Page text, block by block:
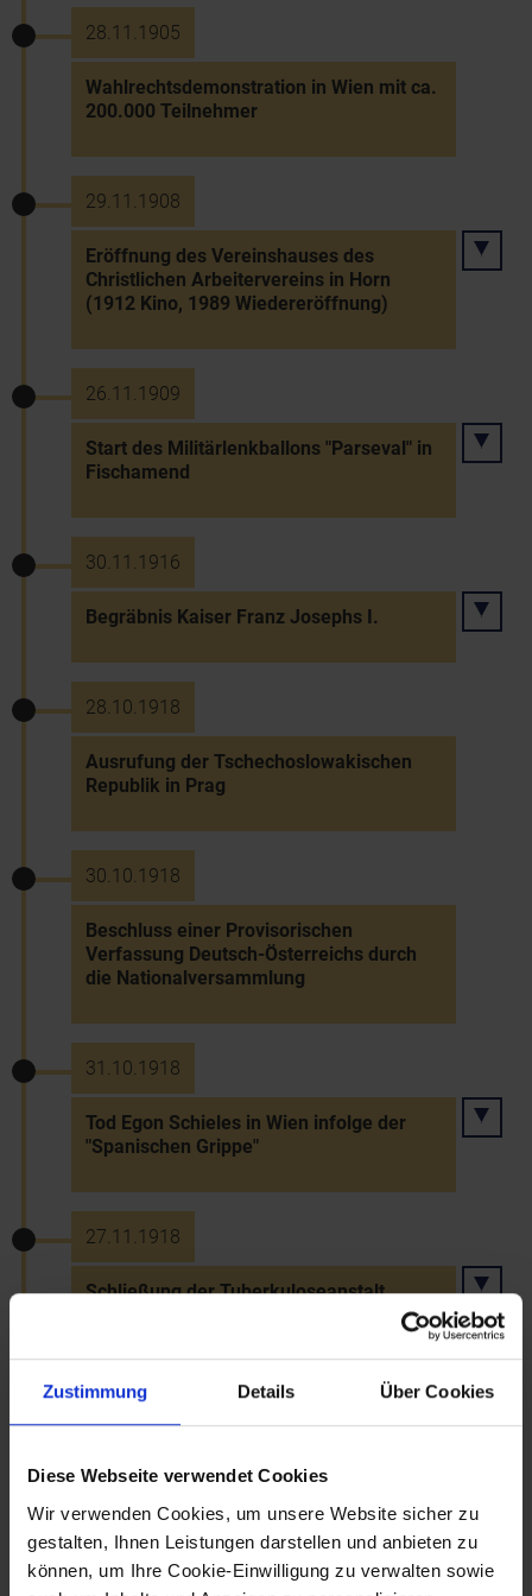
Zustimmung Details Über Cookies
Diese Webseite verwendet Cookies
Wir verwenden Cookies, um unsere Website sicher zu
gestalten, Ihnen Leistungen darstellen und anbieten zu
können, um Ihre Cookie-Einwilligung zu verwalten sowie
28.11.1905
Wahlrechtsdemonstration in Wien mit ca.
200.000 Teilnehmer
29.11.1908
Eröffnung des Vereinshauses des
Christlichen Arbeitervereins in Horn
(1912 Kino, 1989 Wiedereröffnung)
26.11.1909
Start des Militärlenkballons "Parseval" in
Fischamend
30.11.1916
Begräbnis Kaiser Franz Josephs I.
28.10.1918
Ausrufung der Tschechoslowakischen
Republik in Prag
30.10.1918
Beschluss einer Provisorischen
Verfassung Deutsch-Österreichs durch
die Nationalversammlung
31.10.1918
Tod Egon Schieles in Wien infolge der
"Spanischen Grippe"
27.11.1918
Schließung der Tuberkuloseanstalt
30.11.1920
einer Landesregierung
28.12.1920